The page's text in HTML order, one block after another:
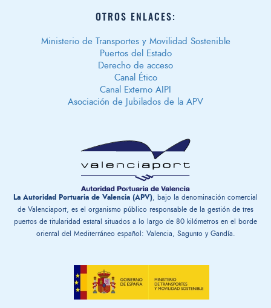
OTROS ENLACES:
Ministerio de Transportes y Movilidad Sostenible
Puertos del Estado
Derecho de acceso
Canal Ético
Canal Externo AIPI
Asociación de Jubilados de la APV
La Autoridad Portuaria de Valencia (APV), bajo la denominación comercial
de Valenciaport, es el organismo público responsable de la gestión ​de tres
puertos de titularidad estatal situados a lo largo de 80 kilómetros en el borde
oriental del Mediterráneo español: Valencia, Sagunto y Gandía.